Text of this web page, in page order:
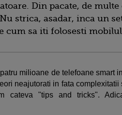
Din pacate, de
strica, asadar, inca un
cum sa iti folosesti
milioane de telefoane smart
neajutorati in fata
cateva "tips and tricks".